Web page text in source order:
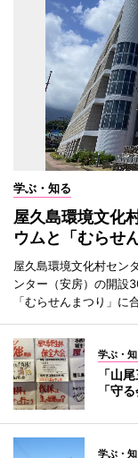
学ぶ・知る
屋久島環境文化
ウムと「むらせ
屋久島環境文化村セン
ンター（安房）の開設
「むらせんまつり」に
学ぶ・
「山
「守
学ぶ・